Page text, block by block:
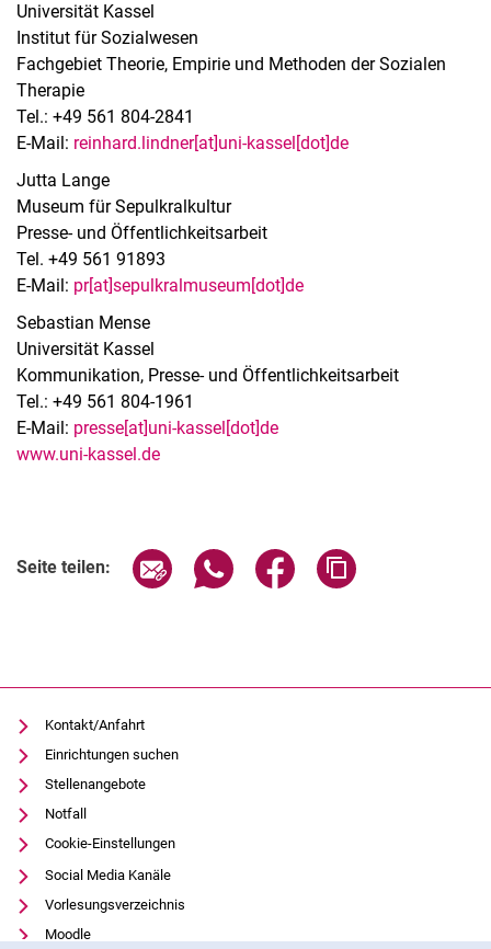
Universität Kassel
Institut für Sozialwesen
Fachgebiet Theorie, Empirie und Methoden der Sozialen
Therapie
Tel.: +49 561 804-2841
E-Mail: reinhard.lindner[at]uni-kassel[dot]de
Jutta Lange
Museum für Sepulkralkultur
Presse- und Öffentlichkeitsarbeit
Tel. +49 561 91893
E-Mail: pr[at]sepulkralmuseum[dot]de
Sebastian Mense
Universität Kassel
Kommunikation, Presse- und Öffentlichkeitsarbeit
Tel.: +49 561 804-1961
E-Mail: presse[at]uni-kassel[dot]de
www.uni-kassel.de
Seite teilen: Seite über E-Mail teilen
Seite über WhatsApp teilen
Seite über Facebook
Kontakt/Anfahrt
Einrichtungen suchen
Stellenangebote
Notfall
Cookie-Einstellungen
Social Media Kanäle
Vorlesungsverzeichnis
Moodle